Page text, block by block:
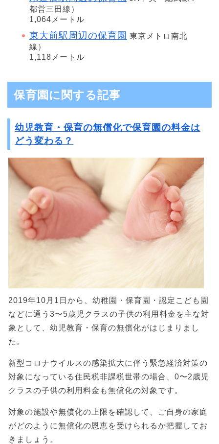
都営三田線）
1,064メートル
東大前駅周辺の保育園 東京メトロ南北
線）
1,118メートル
保育園に関する記事
幼児教育・保育の無償化で保育園の料金は
どう変わる？
2019年10月1日から、幼稚園・保育園・認定こども園
などに通う3〜5歳児クラスの子供の利用料金を主な対
象として、幼児教育・保育の無償化がはじまりまし
た。
新型コロナウイルスの感染拡大に伴う緊急経済対策の
対象になっている住民税非課税世帯の場合、0〜2歳児
クラスの子供の利用料金も無償化の対象です。
対象の施設や無償化の上限を確認して、ご自身の家庭
がどのように無償化の恩恵を受けられるか把握してお
きましょう。